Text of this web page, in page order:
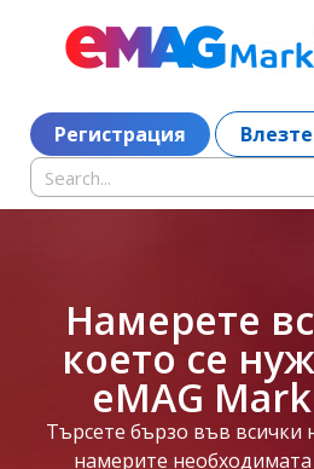
Регистрация
Намерете
което се
eMAG
Търсете бързо във всички
намерите